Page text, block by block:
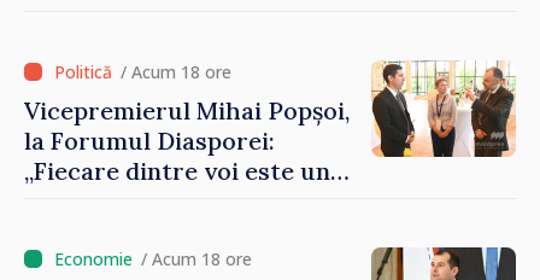
/ Acum 18 ore
Vicepremierul Mihai Popșoi,
la Forumul Diasporei:
„Fiecare dintre voi este un
imaginii Republicii Moldova”
/ Acum 18 ore